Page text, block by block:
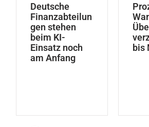
Deutsche
Finanzabteilun
gen stehen
beim KI-
Einsatz noch
am Anfang
bis